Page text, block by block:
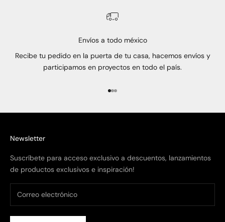
Envíos a todo méxico
Recibe tu pedido en la puerta de tu casa, hacemos envíos y
participamos en proyectos en todo el país.
Ir al artículo 1
Ir al artículo 2
Ir al artículo 3
Newsletter
Suscríbete para acceso exclusivo a descuentos, lanzamientos
de productos exclusivos e inspiración!